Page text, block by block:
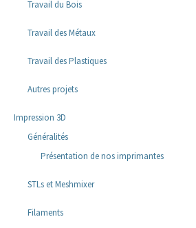
Travail du Bois
Travail des Métaux
Travail des Plastiques
Autres projets
Impression 3D
Généralités
Présentation de nos imprimantes
STLs et Meshmixer
Filaments